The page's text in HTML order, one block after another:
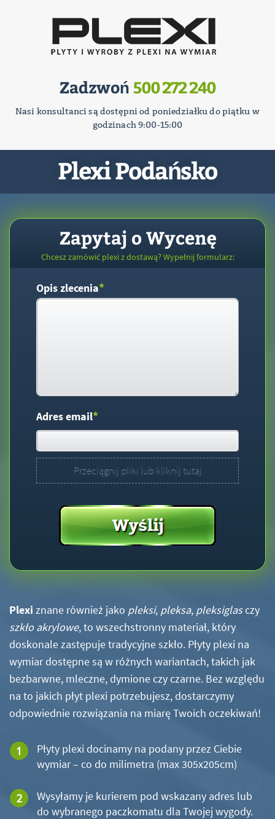
Zadzwoń 500 272 240
Nasi konsultanci są dostępni od poniedziałku do piątku w
godzinach 9:00-15:00
Plexi Podańsko
Zapytaj o Wycenę
Chcesz zamówić plexi z dostawą? Wypełnij formularz:
Opis zlecenia*
Adres email*
Przeciągnij pliki lub kliknij tutaj
Plexi znane również jako pleksi, pleksa, pleksiglasczy
szkło akrylowe, to wszechstronny materiał, który
doskonale zastępuje tradycyjne szkło. Płyty plexi na
wymiar dostępne są w różnych wariantach, takich jak
bezbarwne, mleczne, dymione czy czarne. Bez względu
na to jakich płyt plexi potrzebujesz, dostarczymy
odpowiednie rozwiązania na miarę Twoich oczekiwań!
Płyty plexi docinamy na podany przez Ciebie
wymiar – co do milimetra (max 305x205cm)
Wysyłamy je kurierem pod wskazany adres lub
do wybranego paczkomatu dla Twojej wygody.